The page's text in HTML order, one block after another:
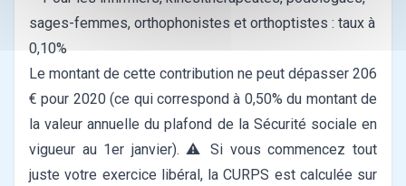
sages-femmes, orthophonistes et orthoptistes : taux à
0,10%
Le montant de cette contribution ne peut dépasser 206
€ pour 2020 (ce qui correspond à 0,50% du montant de
la valeur annuelle du plafond de la Sécurité sociale en
vigueur au 1er janvier). ⚠️ Si vous commencez tout
juste votre exercice libéral, la CURPS est calculée sur